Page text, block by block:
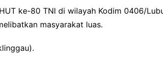
ke-80 TNI di wilayah Kodim 0406/
masyarakat luas.